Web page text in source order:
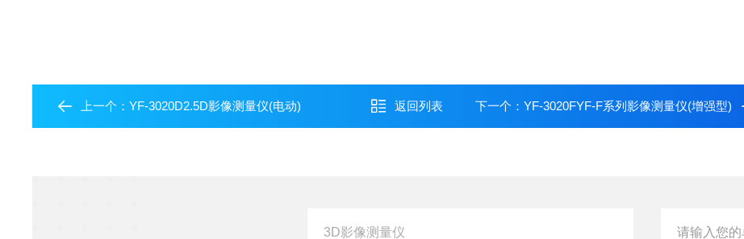
上一个：YF-3020D2.5D影像测量仪(电动) 返回列表 下一个： YF-3020FYF-F系列影像测量仪(增强型)